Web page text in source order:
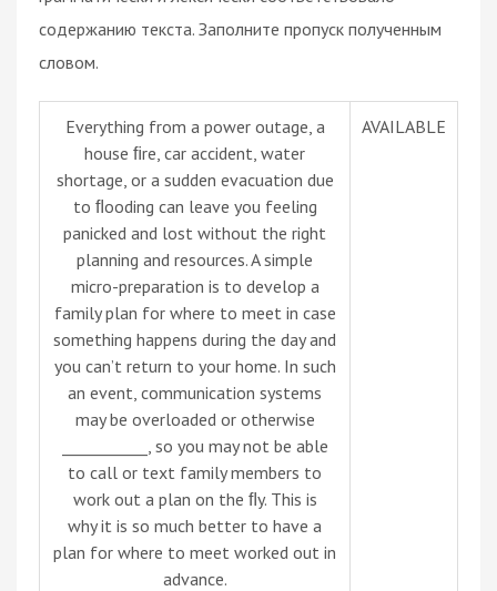
содержанию текста. Заполните пропуск полученным
словом.
Everything from a power outage, a
house ﬁre, car accident, water
shortage, or a sudden evacuation due
to ﬂooding can leave you feeling
panicked and lost without the right
planning and resources. A simple
micro-preparation is to develop a
family plan for where to meet in case
something happens during the day and
you can’t return to your home. In such
an event, communication systems
may be overloaded or otherwise
___________, so you may not be able
to call or text family members to
work out a plan on the ﬂy. This is
why it is so much better to have a
plan for where to meet worked out in
advance.
AVAILABLE